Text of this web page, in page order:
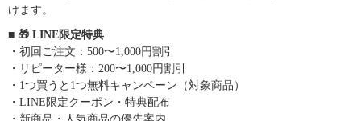
けます。
■ 🎁 LINE限定特典
・初回ご注文：500〜1,000円割引
・リピーター様：200〜1,000円割引
・1つ買うと1つ無料キャンペーン（対象商品）
・LINE限定クーポン・特典配布